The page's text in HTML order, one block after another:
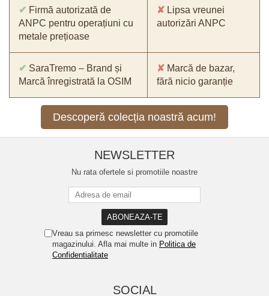
✔ Firmă autorizată de
ANPC pentru operațiuni cu
metale prețioase
✘ Lipsa vreunei
autorizări ANPC
✔ SaraTremo – Brand și
Marcă înregistrată la OSIM
✘ Marcă de bazar,
fără nicio garanție
Descoperă colecția noastră acum!
NEWSLETTER
Nu rata ofertele si promotiile noastre
Vreau sa primesc newsletter cu promotiile
magazinului. Afla mai multe in Politica de
Confidentialitate
SOCIAL